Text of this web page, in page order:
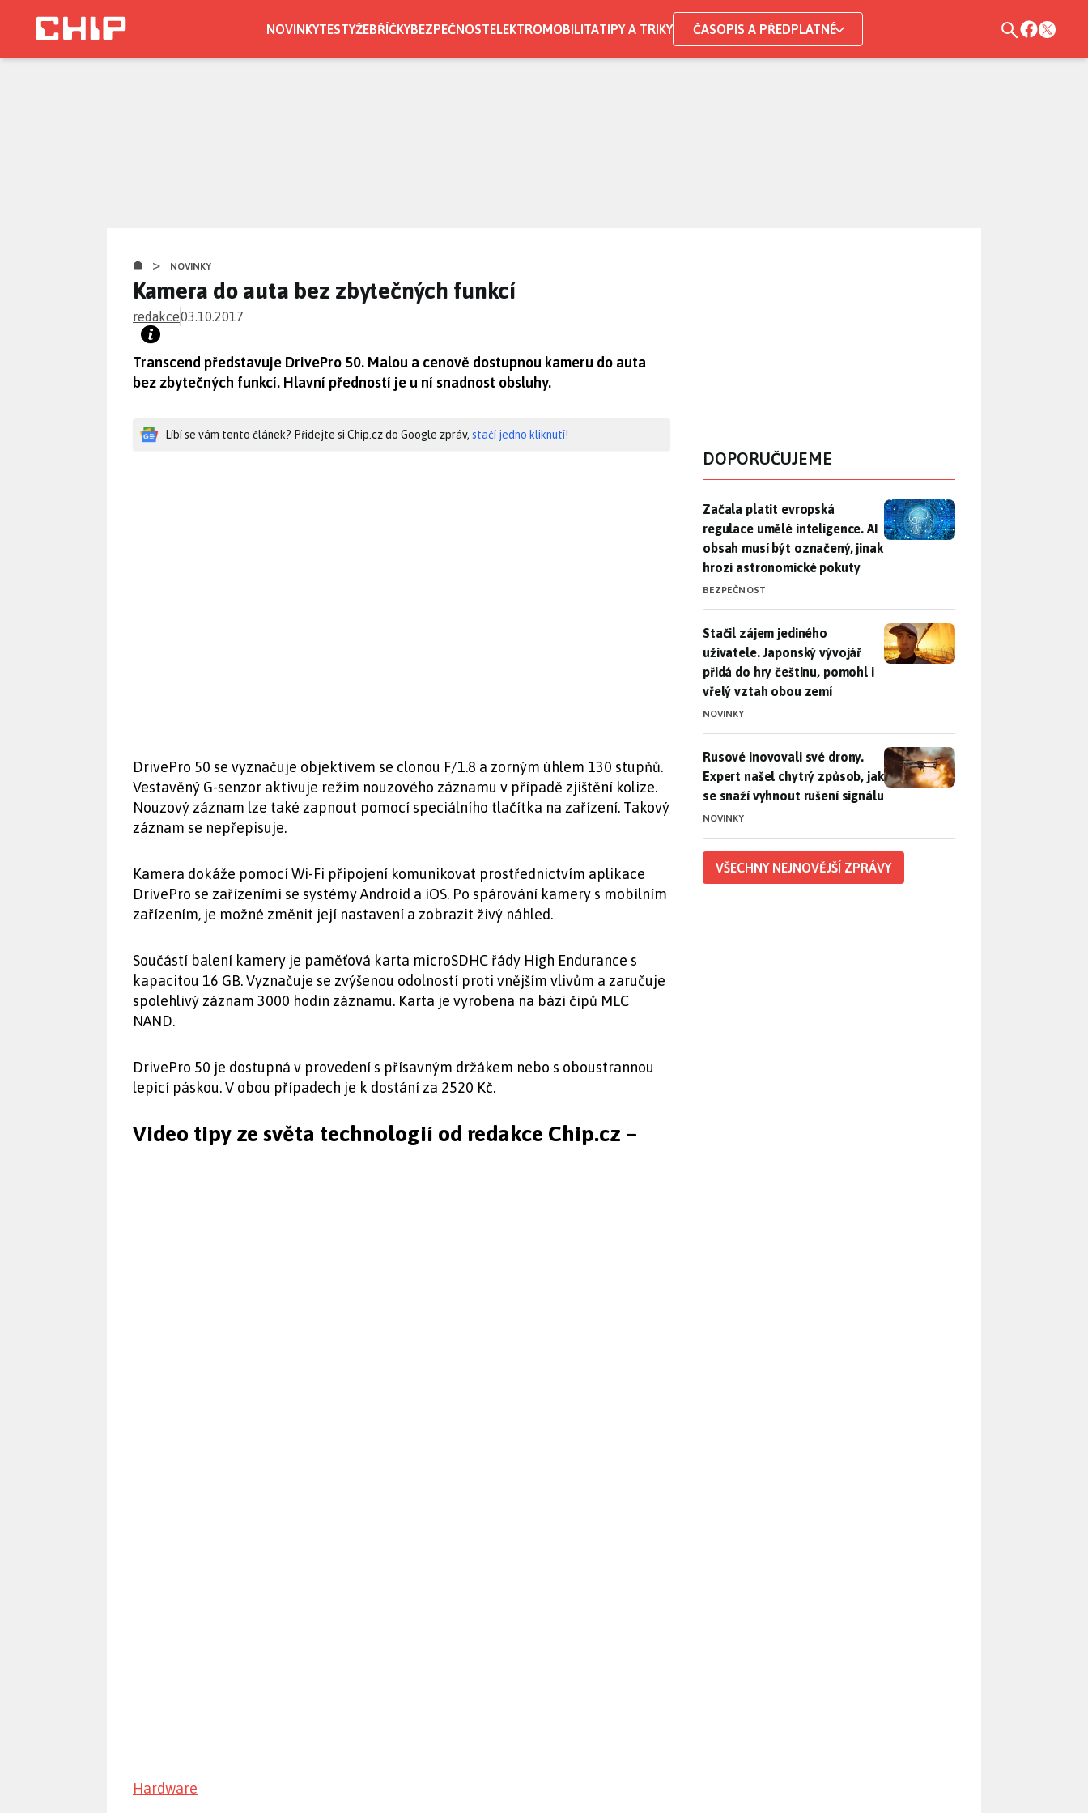
NOVINKYTESTYŽEBŘÍČKYBEZPEČNOSTELEKTROMOBILITATIPY A TRIKY ČASOPIS A PŘEDPLATNÉ
> NOVINKY
Kamera do auta bez zbytečných funkcí
redakce03.10.2017
Transcend představuje DrivePro 50. Malou a cenově dostupnou kameru do auta
bez zbytečných funkcí. Hlavní předností je u ní snadnost obsluhy.
Líbí se vám tento článek? Přidejte si Chip.cz do Google zpráv, stačí jedno kliknutí!
DrivePro 50 se vyznačuje objektivem se clonou F/1.8 a zorným úhlem 130 stupňů.
Vestavěný G-senzor aktivuje režim nouzového záznamu v případě zjištění kolize.
Nouzový záznam lze také zapnout pomocí speciálního tlačítka na zařízení. Takový
záznam se nepřepisuje.
Kamera dokáže pomocí Wi-Fi připojení komunikovat prostřednictvím aplikace
DrivePro se zařízeními se systémy Android a iOS. Po spárování kamery s mobilním
zařízením, je možné změnit její nastavení a zobrazit živý náhled.
Součástí balení kamery je paměťová karta microSDHC řády High Endurance s
kapacitou 16 GB. Vyznačuje se zvýšenou odolností proti vnějším vlivům a zaručuje
spolehlivý záznam 3000 hodin záznamu. Karta je vyrobena na bázi čipů MLC
NAND.
DrivePro 50 je dostupná v provedení s přísavným držákem nebo s oboustrannou
lepicí páskou. V obou případech je k dostání za 2520 Kč.
Video tipy ze světa technologií od redakce Chip.cz –
Hardware
DOPORUČUJEME
Začala platit evropská regulace umělé inteligence. AI obsah
Začala platit evropská
regulace umělé inteligence. AI
obsah musí být označený, jinak
hrozí astronomické pokuty
BEZPEČNOST
Stačil zájem jediného uživatele. Japonský vývojář přidá do hry
Stačil zájem jediného
uživatele. Japonský vývojář
přidá do hry češtinu, pomohl i
vřelý vztah obou zemí
NOVINKY
Rusové inovovali své drony. Expert našel chytrý způsob, jak se
Rusové inovovali své drony.
Expert našel chytrý způsob, jak
se snaží vyhnout rušení signálu
NOVINKY
VŠECHNY NEJNOVĚJŠÍ ZPRÁVY